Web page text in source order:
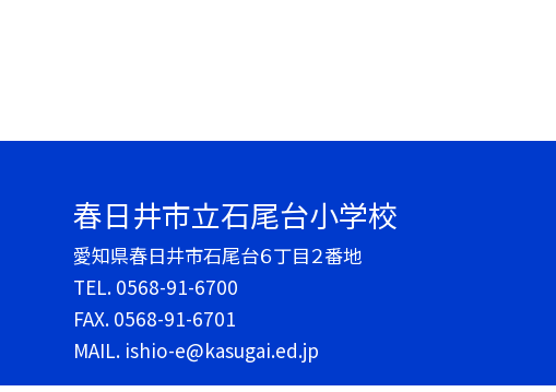
春日井市立石尾台小学校
愛知県春日井市石尾台６丁目２番地
TEL. 0568-91-6700
FAX. 0568-91-6701
MAIL. ishio-e@kasugai.ed.jp